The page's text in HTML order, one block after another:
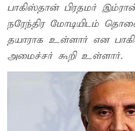
பாகிஸ்தான் பிரதமர்
நரேந்திர மோடியிடம்
தயாராக உள்ளார் என
அமைச்சர் கூறி உள்ளார்.